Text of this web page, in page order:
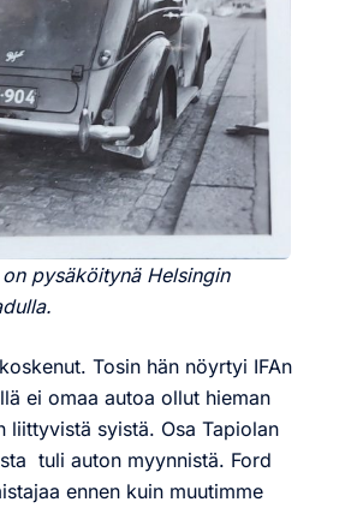
pysäköitynä Helsingin
Tosin hän nöyrtyi IFAn
ei omaa autoa ollut hieman
liittyvistä syistä. Osa Tapiolan
tuli auton myynnistä. Ford
ennen kuin muutimme